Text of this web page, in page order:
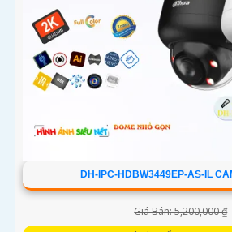
DH-IPC-HDBW3449EP-AS-IL
Giá Bán: 5,200,000 ₫